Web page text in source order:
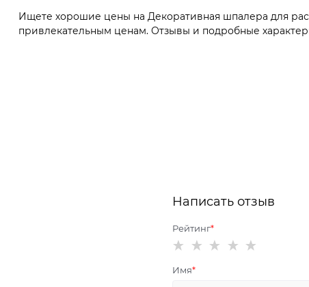
Ищете хорошие цены на Декоративная шпалера для
привлекательным ценам. Отзывы и подробные
Написать отзыв
Рейтинг
Имя